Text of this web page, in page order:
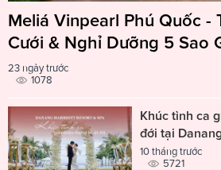
Meliá Vinpearl Phú Quốc -
Cưới & Nghỉ Dưỡng 5 Sao
23 ngày trước
1078
Khúc tình ca
đới tại
10 tháng trước
5721